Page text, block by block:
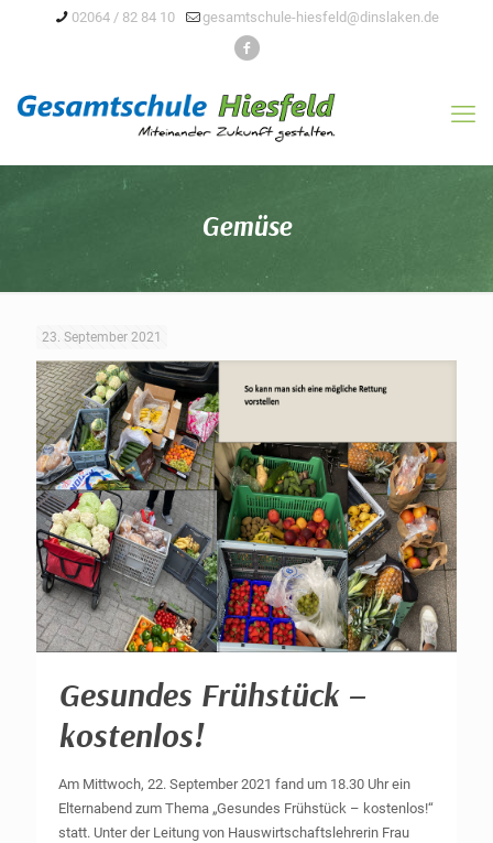
02064 / 82 84 10 gesamtschule-hiesfeld@dinslaken.de
Gemüse
23. September 2021
Gesundes Frühstück –
kostenlos!
Am Mittwoch, 22. September 2021 fand um 18.30 Uhr ein
Elternabend zum Thema „Gesundes Frühstück – kostenlos!“
statt. Unter der Leitung von Hauswirtschaftslehrerin Frau